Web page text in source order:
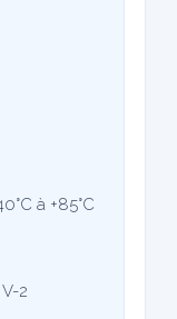
à +85°C
2